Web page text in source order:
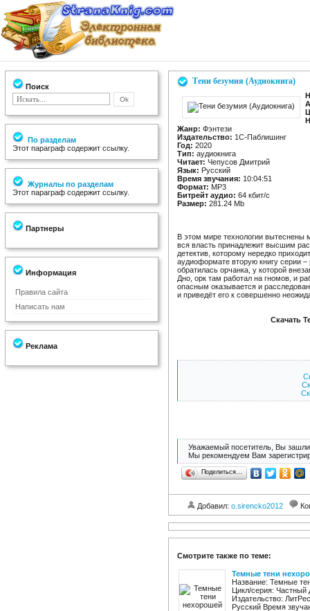
Поиск
По разделам
Этот параграф содержит ссылку.
Журналы по разделам
Этот параграф содержит ссылку.
Партнеры
Информация
Правила сайта
Написать нам
Реклама
Тени безумия (Аудиокнига)
Жанр: Фэнтези
Издательство: 1С-Паблишинг
Год: 2020
Тип: аудиокнига
Читает: Чепусов Дмитрий
Язык: Русский
Время звучания: 10:04:51
Формат: MP3
Битрейт аудио: 64 кбит/c
Размер: 281.24 Mb
В этом мире технологии вытеснены
вся власть принадлежит высшим
детектив, которому нередко
аудиоформате вторую книгу серии
обратилась орчанка, у которой
Дно, орк там работал на гномов, и
опасным оказывается и
и приведёт его к совершенно
Скачать
Уважаемый посетитель, Вы зашли
Мы рекомендуем Вам
Поделиться…
Добавил: o.sirencko2012
Смотрите также по теме:
Темные тени
Название: Темные
Цикл/серия: Частный
Издательство:
Русский Время